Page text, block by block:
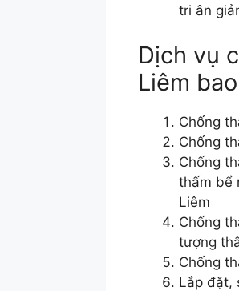
tri ân
Dịch vụ
Liêm
Chống
Chống
Chống
thấm bể
Liêm
Chống
tượng
Chống
Lắp đặt,